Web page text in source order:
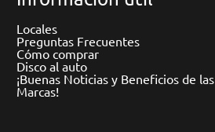
Locales
Preguntas Frecuentes
Cómo comprar
Disco al auto
¡Buenas Noticias y Beneficios de las
Marcas!